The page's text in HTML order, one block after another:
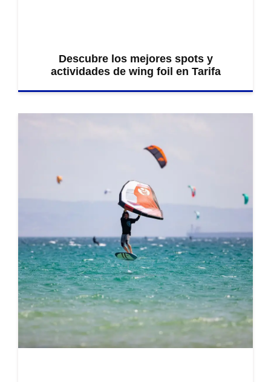
Descubre los mejores spots y
actividades de wing foil en Tarifa